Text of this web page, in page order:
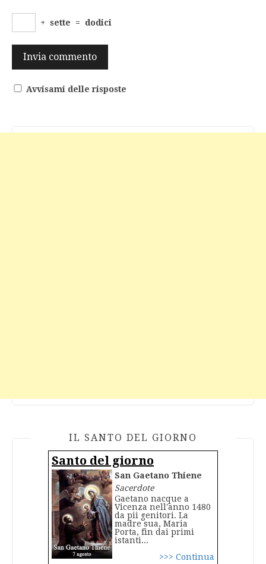
+ sette = dodici
Avvisami delle risposte
IL SANTO DEL GIORNO
Santo del giorno
San Gaetano Thiene
Sacerdote
Gaetano nacque a
Vicenza nell'anno 1480
da pii genitori. La
madre sua, Maria
Porta, fin dai primi
istanti...
>>> Continua